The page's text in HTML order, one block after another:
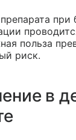
при
польза
риск.
в